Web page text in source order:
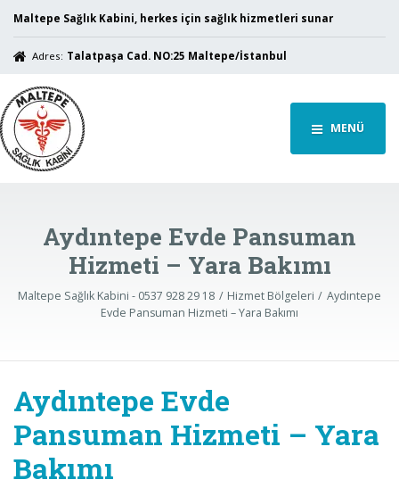
Maltepe Sağlık Kabini, herkes için sağlık hizmetleri sunar
Adres: Talatpaşa Cad. NO:25 Maltepe/İstanbul
MENÜ
Aydıntepe Evde Pansuman
Hizmeti – Yara Bakımı
Maltepe Sağlık Kabini - 0537 928 29 18 Hizmet Bölgeleri
Aydıntepe
Evde Pansuman Hizmeti – Yara Bakımı
Aydıntepe Evde
Pansuman Hizmeti – Yara
Bakımı